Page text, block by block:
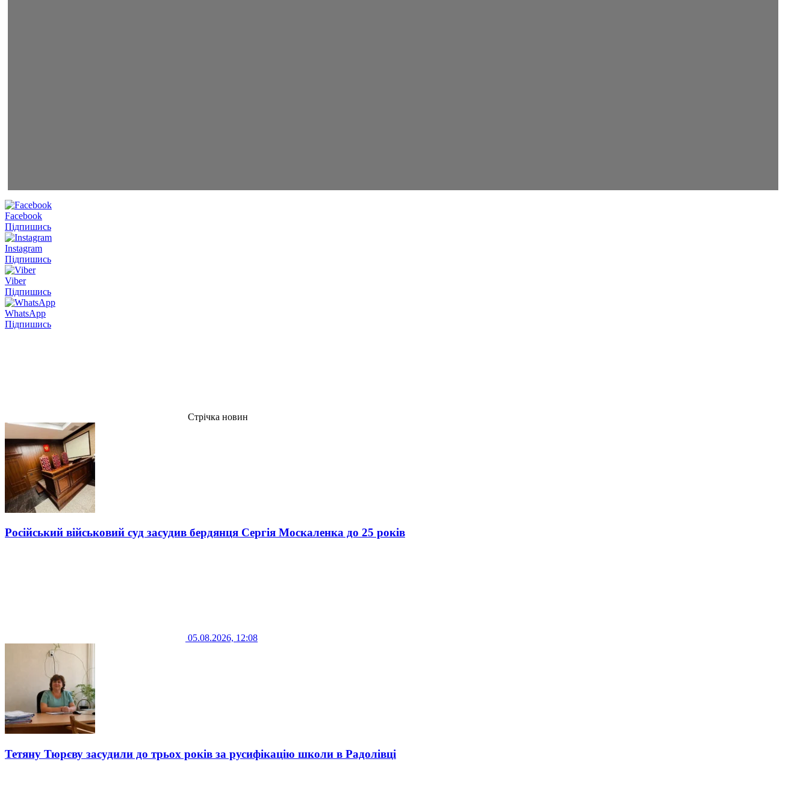
Facebook
Підпишись
Instagram
Підпишись
Viber
Підпишись
WhatsApp
Підпишись
Стрічка новин
Російський військовий суд засудив бердянця Сергія Москаленка до 25 років
05.08.2026, 12:08
Тетяну Тюрєву засудили до трьох років за русифікацію школи в Радолівці